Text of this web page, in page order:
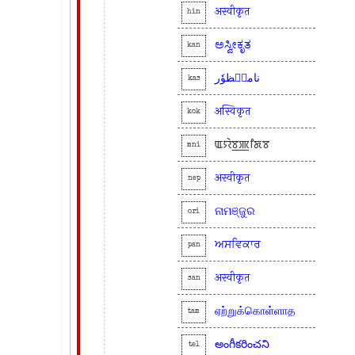
hin अस्वीकृत
kan ಅಸ್ವೀಕೃತ
kas نامنٛظوٗر
kok अस्विकृत
mni ꯑꯌꯥꯕ꯭ꯄꯤꯗꯕ
nep अस्वीकृत
ori ନାମଞ୍ଜୁର
pan ਅਸਵਿਕਾਰ
san अस्वीकृत
tam ஏற்றுக்கொள்ளாத
tel అంగీకరించని